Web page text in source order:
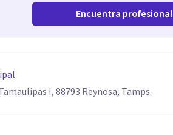
Encuentra
I, 88793 Reynosa, Tamps.